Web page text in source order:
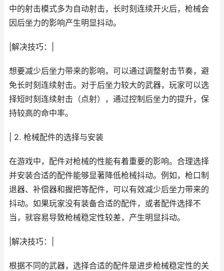
中的射击模式多为自动射击，长时刻连续开火后，枪械会
因后坐力的影响产生明显抖动。
|解决技巧：|
想要减少后坐力带来的影响，可以通过调整射击节奏，避
免长时刻连续射击。对于后坐力较大的武器，玩家可以选
择短时刻连续射击（点射），通过控制后坐力的提升，保
持较高的命中率。
| 2. 枪械配件的选择与安装
在游戏中，配件对枪械的性能有着重要的影响。合理选择
并安装合适的配件能够显著降低枪械抖动。例如，枪口制
退器、补偿器和握把等配件，可以有效减少后坐力带来的
抖动。如果玩家没有装备合适的配件，或者配件选择不
当，就容易导致枪械稳定性较差，产生明显抖动。
|解决技巧：|
根据不同的武器，选择合适的配件是进步枪械稳定性的关